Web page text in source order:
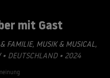
mit Gast
FAMILIE, MUSIK & MUSICAL,
• DEUTSCHLAND • 2024